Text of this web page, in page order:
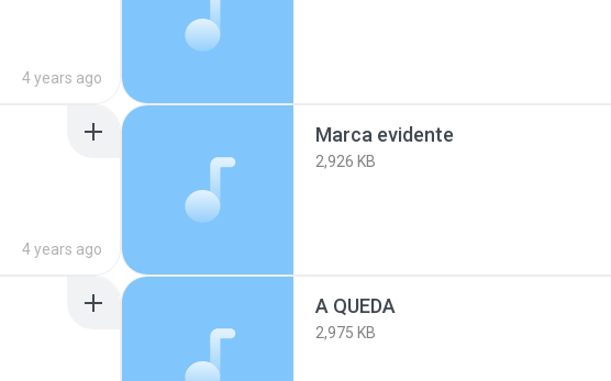
4 years ago
4 years ago
Marca evidente
2,926 KB
A QUEDA
2,975 KB